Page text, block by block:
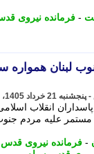
- فرمانده نیروی
لبنان
انقلاب اسلامی
مستمر علیه مردم
- فرمانده نیروی قدس